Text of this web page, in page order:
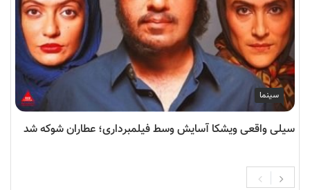
سینما
سیلی واقعی ویشکا آسایش وسط فیلمبرداری؛ عطاران شوکه شد